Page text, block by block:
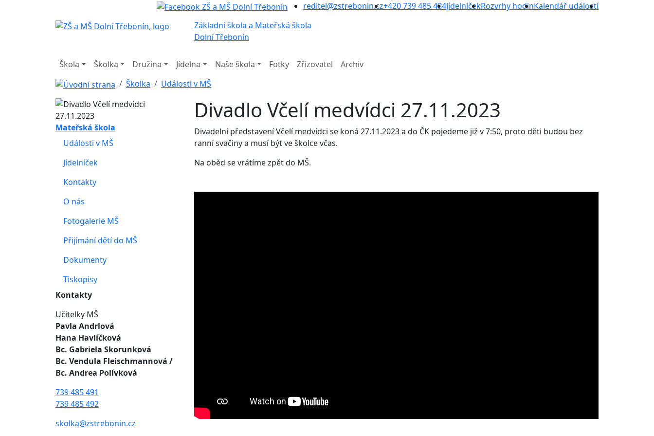
reditel@zstrebonin.cz+420 739 485 484JídelníčekRozvrhy hodinKalendář událostí
Základní škola a Mateřská škola
Dolní Třebonín
Škola Školka Družina Jídelna Naše škola Fotky Zřizovatel
Archiv
Školka
Události v MŠ
Divadlo Včelí medvídci 27.11.2023
Divadelní představení Včelí medvídci se koná 27.11.2023 a do ČK pojedeme již v 7:50, proto děti budou bez
ranní svačiny a musí být ve školce včas.
Na oběd se vrátíme zpět do MŠ.
Mateřská škola
Události v MŠ
Jídelníček
Kontakty
O nás
Fotogalerie MŠ
Přijímání dětí do MŠ
Dokumenty
Tiskopisy
Kontakty
Učitelky MŠ
Pavla Andrlová
Hana Havlíčková
Bc. Gabriela Skorunková
Bc. Vendula Fleischmannová /
Bc. Andrea Polívková
739 485 491
739 485 492
skolka@zstrebonin.cz